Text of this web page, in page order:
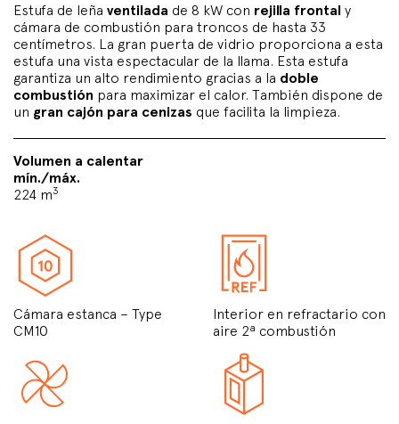
Estufa de leña ventilada de 8 kW con rejilla frontal y
cámara de combustión para troncos de hasta 33
centímetros. La gran puerta de vidrio proporciona a esta
estufa una vista espectacular de la llama. Esta estufa
garantiza un alto rendimiento gracias a la doble
combustión para maximizar el calor. También dispone de
un gran cajón para cenizas que facilita la limpieza.
Volumen a calentar
mín./máx.
224 m3
Cámara estanca – Type
CM10
Interior en refractario con
aire 2ª combustión